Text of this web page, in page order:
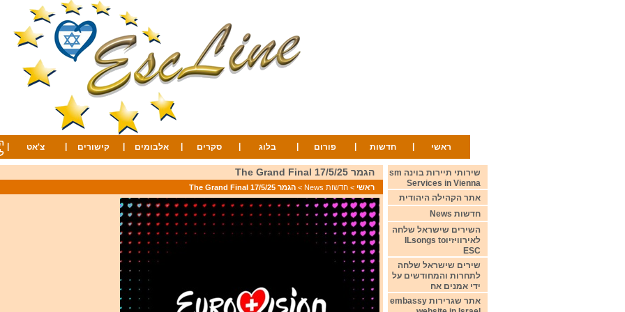
ראשי חדשות פורום בלוג סקרים אלבומים קישורים צ'אט
הגמר 17/5/25 The Grand Final
ראשי > חדשות News > הגמר 17/5/25 The Grand Final
שירותי תיירות בוינה sm
Services in Vienna
אתר הקהילה היהודית
חדשות News
השירים שישראל שלחה
לאירוויזיוILsongs to
ESC
שירים שישראל שלחה
לתחרות והמחודשים על
ידי אמנים אח
אתר שגרירות embassy